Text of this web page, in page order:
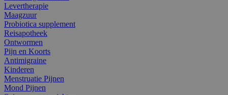
Levertherapie
Maagzuur
Probiotica supplement
Reisapotheek
Ontwormen
Pijn en Koorts
Antimigraine
Kinderen
Menstruatie Pijnen
Mond Pijnen